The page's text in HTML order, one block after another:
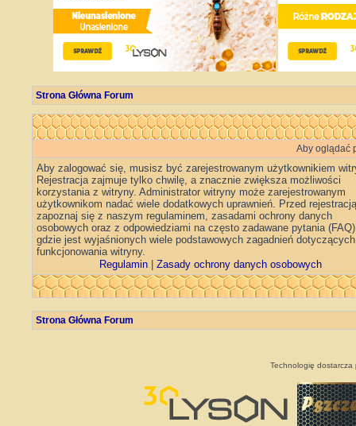
Strona Główna Forum
Aby oglądać
Aby zalogować się, musisz być zarejestrowanym użytkownikiem
Rejestracja zajmuje tylko chwilę, a znacznie zwiększa możliwości
korzystania z witryny. Administrator witryny może zarejestrowanym
użytkownikom nadać wiele dodatkowych uprawnień. Przed rejestracją
zapoznaj się z naszym regulaminem, zasadami ochrony danych
osobowych oraz z odpowiedziami na często zadawane pytania
gdzie jest wyjaśnionych wiele podstawowych zagadnień dotyczących
funkcjonowania witryny.
Regulamin
Zasady ochrony danych osobowych
Strona Główna Forum
Technologię dostarcza